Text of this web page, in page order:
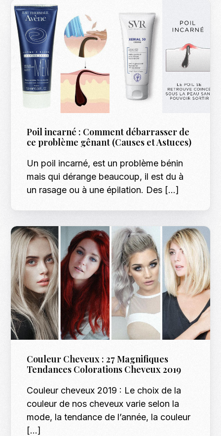
Poil incarné : Comment débarrasser de
ce problème gênant (Causes et Astuces)
Un poil incarné, est un problème bénin
mais qui dérange beaucoup, il est du à
un rasage ou à une épilation. Des […]
Couleur Cheveux : 27 Magnifiques
Tendances Colorations Cheveux 2019
Couleur cheveux 2019 : Le choix de la
couleur de nos cheveux varie selon la
mode, la tendance de l’année, la couleur
[…]